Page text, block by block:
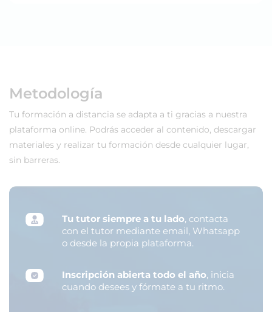
Metodología
Tu formación a distancia se adapta a ti gracias a nuestra
plataforma online. Podrás acceder al contenido, descargar
materiales y realizar tu formación desde cualquier lugar,
sin barreras.
Tu tutor siempre a tu lado, contacta
con el tutor mediante email, Whatsapp
o desde la propia plataforma.
Inscripción abierta todo el año, inicia
cuando desees y fórmate a tu ritmo.